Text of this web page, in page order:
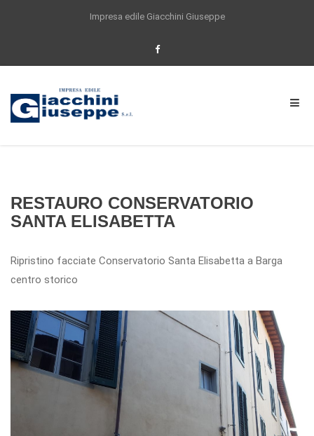
navigazione o cliccando su ACCETTO
acconsenti all'utilizzo dei cookie impiegati
dal nostro sito. Se vuoi saperne di piu, o se
Impresa edile Giacchini Giuseppe
RESTAURO CONSERVATORIO
SANTA ELISABETTA
Ripristino facciate Conservatorio Santa Elisabetta a Barga
centro storico